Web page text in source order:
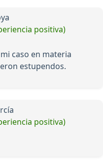
positiva)
caso en materia
estupendos.
positiva)